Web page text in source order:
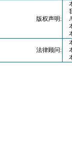
版权声明:
法律顾问: